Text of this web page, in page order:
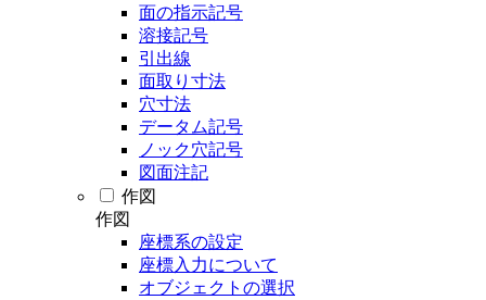
面の指示記号
溶接記号
引出線
面取り寸法
穴寸法
データム記号
ノック穴記号
図面注記
作図
作図
座標系の設定
座標入力について
オブジェクトの選択